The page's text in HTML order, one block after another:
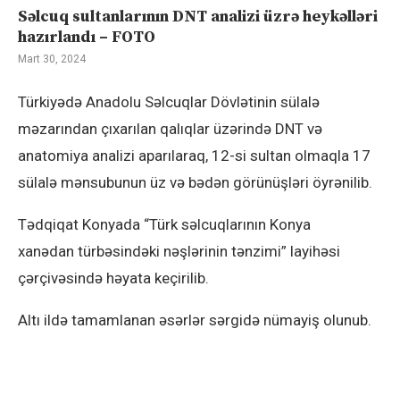
Səlcuq sultanlarının DNT analizi üzrə heykəlləri
hazırlandı – FOTO
Mart 30, 2024
Türkiyədə Anadolu Səlcuqlar Dövlətinin sülalə
məzarından çıxarılan qalıqlar üzərində DNT və
anatomiya analizi aparılaraq, 12-si sultan olmaqla 17
sülalə mənsubunun üz və bədən görünüşləri öyrənilib.
Tədqiqat Konyada “Türk səlcuqlarının Konya
xanədan türbəsindəki nəşlərinin tənzimi” layihəsi
çərçivəsində həyata keçirilib.
Altı ildə tamamlanan əsərlər sərgidə nümayiş olunub.